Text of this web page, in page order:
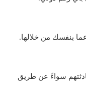
بنفسك من خلالها.
سواءً عن طريق